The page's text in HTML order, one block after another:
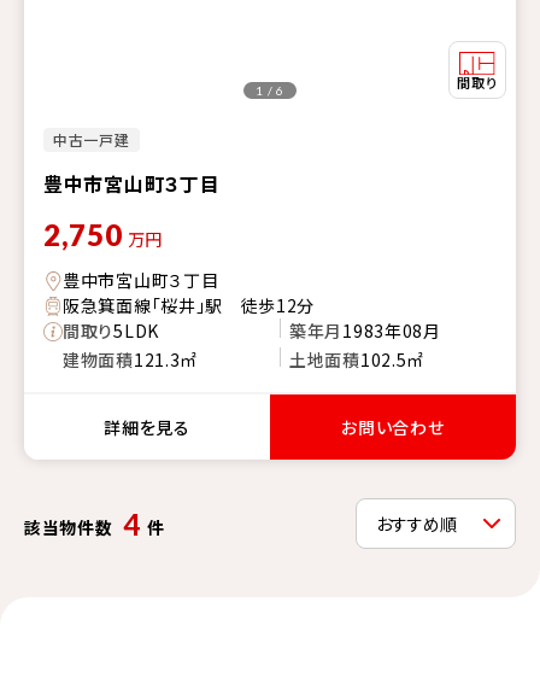
中古一戸建
豊中市宮山町３丁目
1 / 6
2,750 万円
豊中市宮山町３丁目
阪急箕面線「桜井」駅 徒歩12分
間取り5LDK 築年月 1983年08月
建物面積121.3㎡ 土地面積102.5㎡
詳細を見る お問い合わせ
該当物件数 4 件